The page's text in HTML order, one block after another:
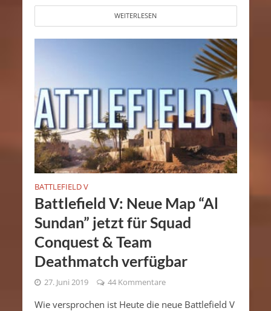
WEITERLESEN
BATTLEFIELD V
Battlefield V: Neue Map “Al
Sundan” jetzt für Squad
Conquest & Team
Deathmatch verfügbar
27. Juni 2019 44 Kommentare
Wie versprochen ist Heute die neue Battlefield V